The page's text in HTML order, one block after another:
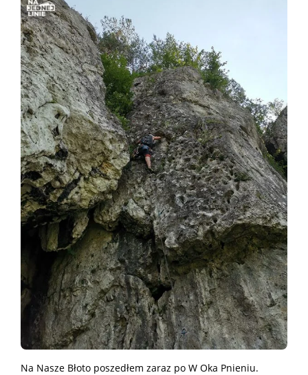
Na Nasze Błoto poszedłem zaraz po W Oka Pnieniu.